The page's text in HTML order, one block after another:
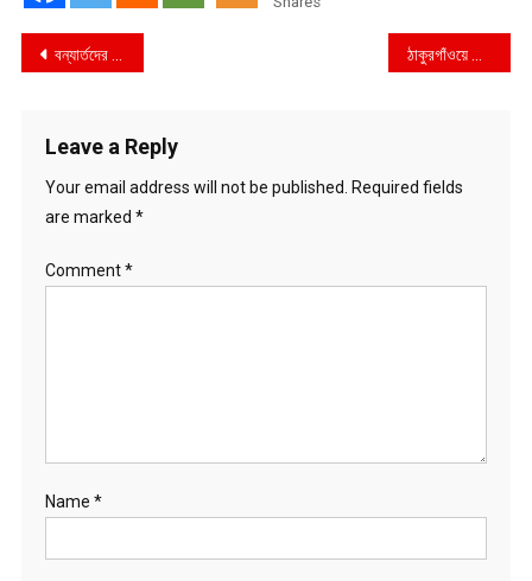
Post
বন্যার্তদের সহায়তায় সেনা কল্যাণ সংস্থায় অনুদান দিয়েছে স্মার্টফোন ব্র্যান্ড রিয়েলমি
Leave a Reply
Your email address will not be published.
Required fields
are marked *
Comment*
Name *